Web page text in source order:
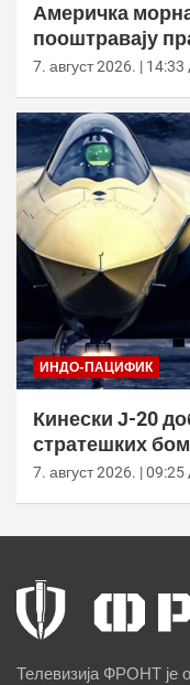
Америчка
пооштравају
дозволе за
7. август 2026. | 14:33
ИНДО-ПАЦИФИК
Кинески Ј-20
стратешких
7. август 2026. | 09:25
Телевизија ФРОНТ је